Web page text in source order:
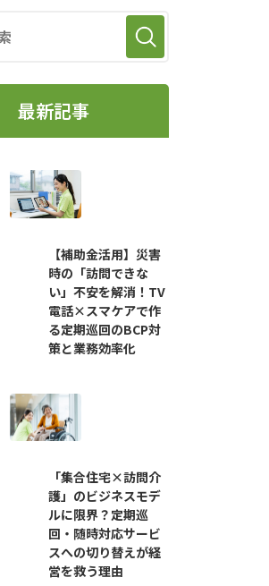
最新記事
【補助金活用】災害
時の「訪問できな
い」不安を解消！TV
電話×スマケアで作
る定期巡回のBCP対
策と業務効率化
「集合住宅×訪問介
護」のビジネスモデ
ルに限界？定期巡
回・随時対応サービ
スへの切り替えが経
営を救う理由